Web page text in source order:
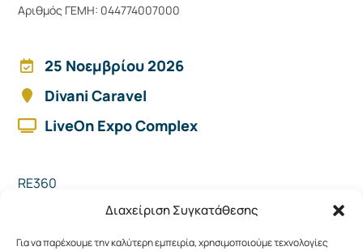
Διαχείριση Συγκατάθεσης
Για να παρέχουμε την καλύτερη εμπειρία, χρησιμοποιούμε τεχνολογίες
Αριθμός ΓΕΜΗ: 044774007000
25 Νοεμβρίου 2026
Divani Caravel
LiveOn Expo Complex
RE360